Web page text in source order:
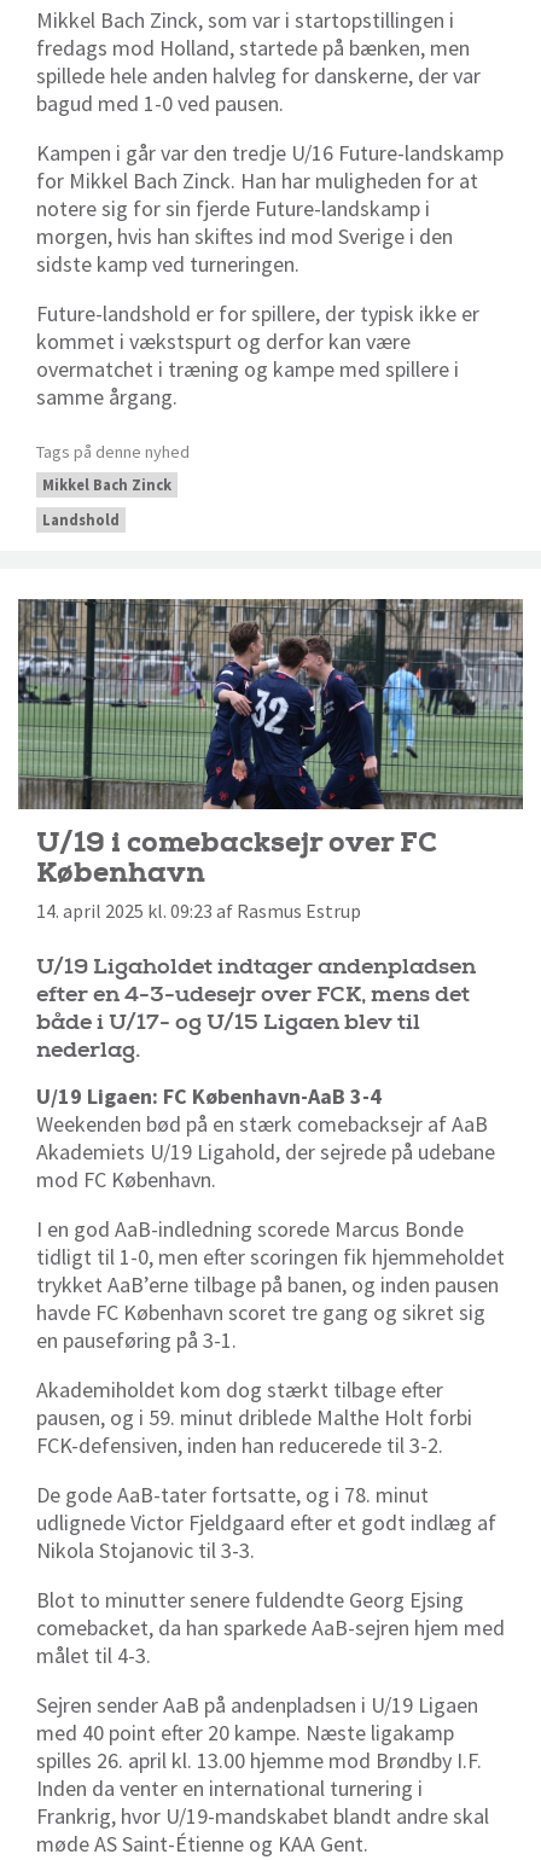
Mikkel Bach Zinck, som var i startopstillingen i
fredags mod Holland, startede på bænken, men
spillede hele anden halvleg for danskerne, der var
bagud med 1-0 ved pausen.
Kampen i går var den tredje U/16 Future-landskamp
for Mikkel Bach Zinck. Han har muligheden for at
notere sig for sin fjerde Future-landskamp i
morgen, hvis han skiftes ind mod Sverige i den
sidste kamp ved turneringen.
Future-landshold er for spillere, der typisk ikke er
kommet i vækstspurt og derfor kan være
overmatchet i træning og kampe med spillere i
samme årgang.
Tags på denne nyhed
Mikkel Bach Zinck
Landshold
U/19 i comebacksejr over FC
København
14. april 2025 kl. 09:23 af Rasmus Estrup
U/19 Ligaholdet indtager andenpladsen
efter en 4-3-udesejr over FCK, mens det
både i U/17- og U/15 Ligaen blev til
nederlag.
U/19 Ligaen: FC København-AaB 3-4
Weekenden bød på en stærk comebacksejr af AaB
Akademiets U/19 Ligahold, der sejrede på udebane
mod FC København.
I en god AaB-indledning scorede Marcus Bonde
tidligt til 1-0, men efter scoringen fik hjemmeholdet
trykket AaB’erne tilbage på banen, og inden pausen
havde FC København scoret tre gang og sikret sig
en pauseføring på 3-1.
Akademiholdet kom dog stærkt tilbage efter
pausen, og i 59. minut driblede Malthe Holt forbi
FCK-defensiven, inden han reducerede til 3-2.
De gode AaB-tater fortsatte, og i 78. minut
udlignede Victor Fjeldgaard efter et godt indlæg af
Nikola Stojanovic til 3-3.
Blot to minutter senere fuldendte Georg Ejsing
comebacket, da han sparkede AaB-sejren hjem med
målet til 4-3.
Sejren sender AaB på andenpladsen i U/19 Ligaen
med 40 point efter 20 kampe. Næste ligakamp
spilles 26. april kl. 13.00 hjemme mod Brøndby I.F.
Inden da venter en international turnering i
Frankrig, hvor U/19-mandskabet blandt andre skal
møde AS Saint-Étienne og KAA Gent.